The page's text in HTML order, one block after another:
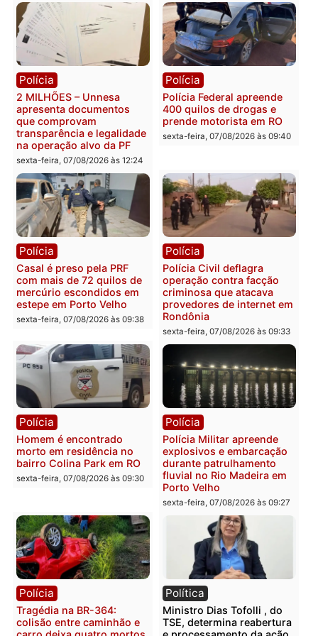
Política
Marcos Rogério apresenta
Plano de Governo com
228 projetos, metas
públicas e
resultados
sexta-feira, 07/08/2026 às 18:49
Política
Eleições 2026: Pastor
Evanildo pode ser o
primeiro pastor de
sexta-feira, 07/08/2026 às
Polícia
2 MILHÕES – Unnesa
que comprovam
transparência e legalidade
na operação alvo da PF
sexta-feira, 07/08/2026 às 12:24
Polícia
Polícia Federal apreende
400 quilos de drogas e
prende motorista em RO
sexta-feira, 07/08/2026 às
com mais de 72 quilos de
mercúrio escondidos em
estepe em Porto Velho
sexta-feira, 07/08/2026 às 09:38
Polícia
Polícia Civil deflagra
operação contra facção
criminosa que atacava
provedores de internet
Rondônia
sexta-feira, 07/08/2026 às